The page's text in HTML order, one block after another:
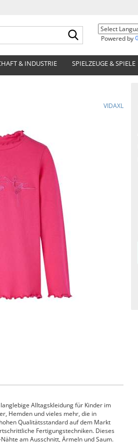
Suche...
Powered by
& INDUSTRIE SPIELZEUGE & SPIELE
VIDAXL
Alltagskleidung für Kinder im
Hemden und vieles mehr, die in
Qualitätsstandard auf dem Markt
Fertigungstechniken. Dieses
am Ausschnitt, Ärmeln und Saum.